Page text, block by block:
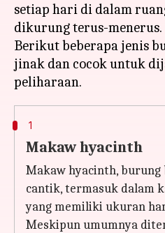
setiap hari di dalam
dikurung terus-menerus.
Berikut beberapa jenis
jinak dan cocok untuk
1
Makaw hyacinth
Makaw hyacinth,
cantik, termasuk dalam
yang memiliki ukuran
Meskipun umumnya